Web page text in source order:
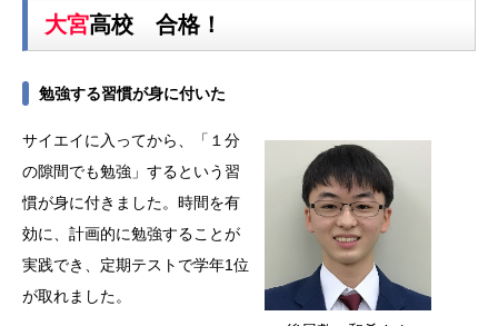
大宮高校 合格！
勉強する習慣が身に付いた
サイエイに入ってから、「１分
の隙間でも勉強」するという習
慣が身に付きました。時間を有
効に、計画的に勉強することが
実践でき、定期テストで学年1位
が取れました。